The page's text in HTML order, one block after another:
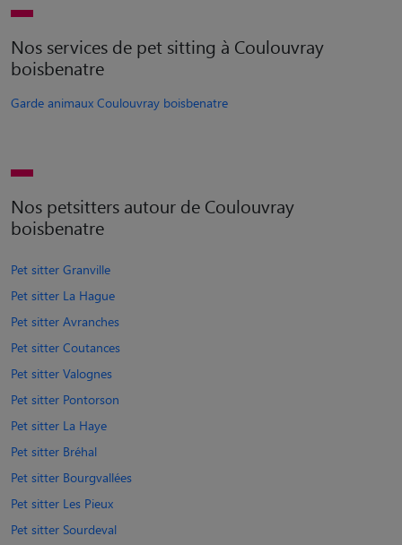
Nos services de pet sitting à Coulouvray
boisbenatre
Garde animaux Coulouvray boisbenatre
Nos petsitters autour de Coulouvray
boisbenatre
Pet sitter Granville
Pet sitter La Hague
Pet sitter Avranches
Pet sitter Coutances
Pet sitter Valognes
Pet sitter Pontorson
Pet sitter La Haye
Pet sitter Bréhal
Pet sitter Bourgvallées
Pet sitter Les Pieux
Pet sitter Sourdeval